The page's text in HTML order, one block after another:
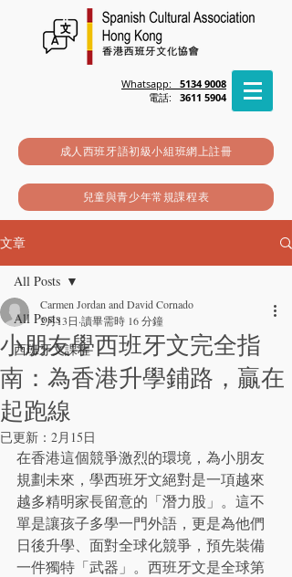
Whatsapp: 5134 9008
電話: 3611 5904
成人西班牙語初級小組班網上註冊
兒童與青少年常規課程表
文章
All Posts
西班牙文課程
All Posts
小朋友學西班牙文完全指
南：為香港升學鋪路，贏在
起跑線
Carmen Jordan and David Cornado
2月13日 讀畢需時 16 分鐘
已更新： 2月15日
在香港這個競爭激烈的環境，為小朋友
規劃未來，學西班牙文絕對是一項越來
越多精明家長留意的「潛力股」。這不
單是讓孩子多學一門外語，更是為他們
日後升學、面對全球化競爭，預先裝備
一件獨特「武器」。西班牙文是全球第